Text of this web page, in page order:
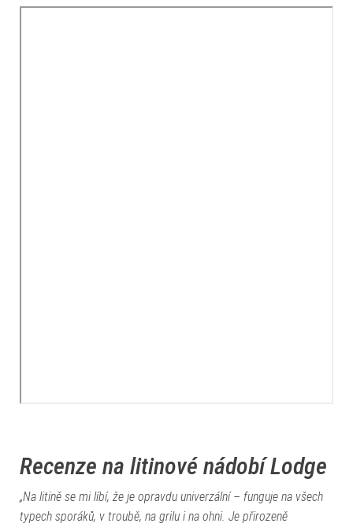
Recenze na litinové nádobí Lodge
„Na litině se mi líbí, že je opravdu univerzální – funguje na všech
typech sporáků, v troubě, na grilu i na ohni. Je přirozeně